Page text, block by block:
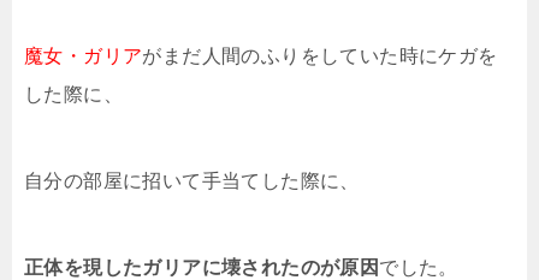
魔女・ガリアがまだ人間のふりをしていた時にケガを
した際に、
自分の部屋に招いて手当てした際に、
正体を現したガリアに壊されたのが原因 でした。